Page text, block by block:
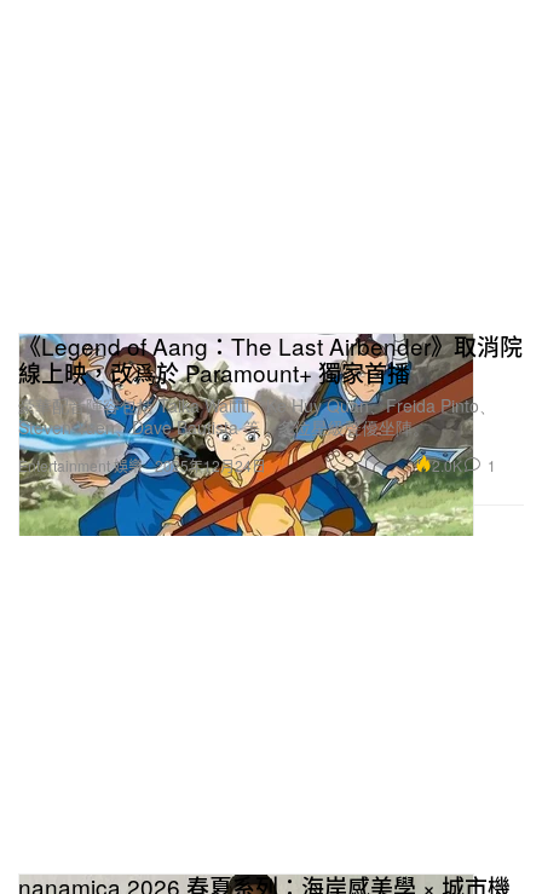
Entertainment 娛樂
《Legend of Aang：The Last Airbender》取消院
線上映，改爲於 Paramount+ 獨家首播
豪華配音陣容包括 Taika Waititi、Ke Huy Quan、Freida Pinto、
Steven Yuen、Dave Bautista 等，多位星級聲優坐陣。
2025年12月24日 2.0K 1
nanamica 2026 春夏系列：海岸感美學 × 城市機